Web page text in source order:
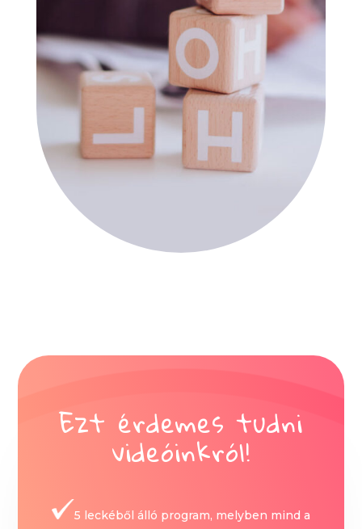
Ezt érdemes tudni
videóinkról!
5 leckéből álló program, melyben mind a